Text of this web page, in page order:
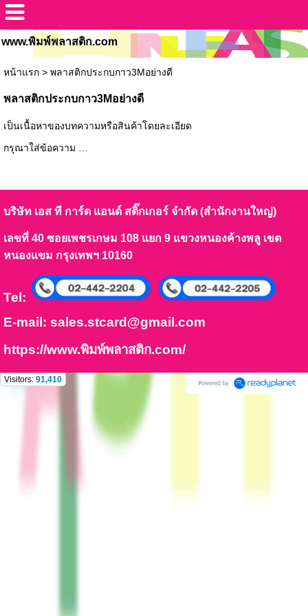
www.พิมพ์พลาสติก.com
หน้าแรก> พลาสติกประกบกาว3Mอย่างดี
พลาสติกประกบกาว3Mอย่างดี
เป็นเนื้อหาของบทความหรือสินค้าโดยละเอียด
กรุณาใส่ข้อความ …
บริษัท เอส ที การ์ด แอนด์ สติ๊กเกอร์ จำกัด (สำนักงานใหญ่)
เลขที่ 40 ซอยเพชรเกษม 108 แยก 9 แขวงหนองค้างพลู เขต
หนองแขม กรุงเทพฯ 10160
Tel:
E-mail: sales.stcard@gmail.com
https://www.พิมพ์พลาสติก.com/
Visitors: 91,410